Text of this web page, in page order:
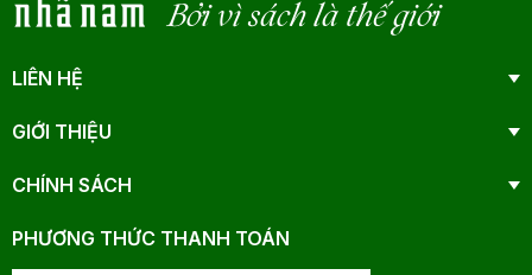
Bởi vì sách là thế giới
LIÊN HỆ
GIỚI THIỆU
CHÍNH SÁCH
PHƯƠNG THỨC THANH TOÁN